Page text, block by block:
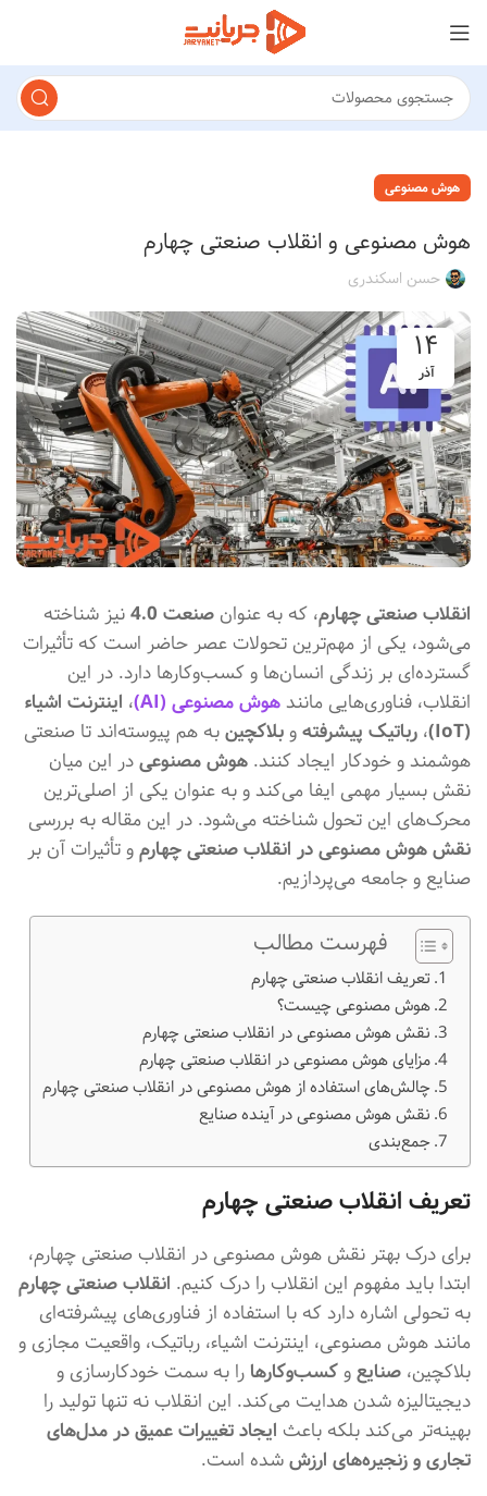
هوش مصنوعی
هوش مصنوعی و انقلاب صنعتی چهارم
حسن اسکندری
۱۴
آذر
انقلاب صنعتی چهارم، که به عنوان صنعت 4.0
نیز شناخته
می‌شود، یکی از مهم‌ترین تحولات عصر حاضر است که تأثیرات
گسترده‌ای بر زندگی انسان‌ها و کسب‌وکارها دارد. در این
انقلاب، فناوری‌هایی مانندهوش مصنوعی (AI) ، اینترنت اشیاء
(IoT)
، رباتیک پیشرفتهو بلاکچینبه هم پیوسته‌اند تا صنعتی
هوشمند و خودکار ایجاد کنند. هوش مصنوعیدر این میان
نقش بسیار مهمی ایفا می‌کند و به عنوان یکی از اصلی‌ترین
محرک‌های این تحول شناخته می‌شود. در این مقاله به بررسی
نقش هوش مصنوعی در انقلاب صنعتی چهارمو تأثیرات آن بر
صنایع و جامعه می‌پردازیم.
فهرست مطالب
تعریف انقلاب صنعتی چهارم
هوش مصنوعی چیست؟
نقش هوش مصنوعی در انقلاب صنعتی چهارم
مزایای هوش مصنوعی در انقلاب صنعتی چهارم
چالش‌های استفاده از هوش مصنوعی در انقلاب صنعتی چهارم
نقش هوش مصنوعی در آینده صنایع
جمع‌بندی
تعریف انقلاب صنعتی چهارم
برای درک بهتر نقش هوش مصنوعی در انقلاب صنعتی چهارم،
ابتدا باید مفهوم این انقلاب را درک کنیم. انقلاب صنعتی چهارم
به تحولی اشاره دارد که با استفاده از فناوری‌های پیشرفته‌ای
مانند هوش مصنوعی، اینترنت اشیاء، رباتیک، واقعیت مجازی و
بلاکچین، صنایعو کسب‌وکارهارا به سمت خودکارسازی و
دیجیتالیزه شدن هدایت می‌کند. این انقلاب نه تنها تولید را
بهینه‌تر می‌کند بلکه باعث ایجاد تغییرات عمیق در مدل‌های
تجاری و زنجیره‌های ارزششده است.